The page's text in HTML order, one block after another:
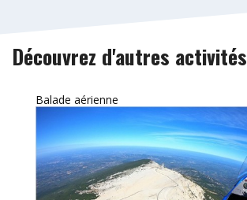
Découvrez d'autres activités
Balade aérienne